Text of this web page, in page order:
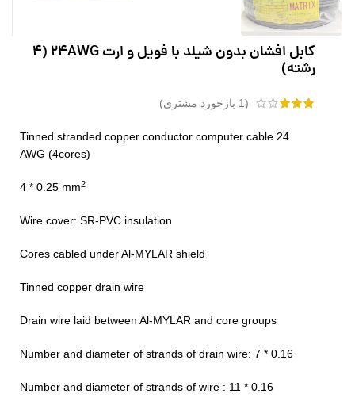
کابل افشان بدون شیلد با فویل و ارت 24AWG (4
رشته)
(
1 بازخورد مشتری)
Tinned stranded copper conductor computer cable 24
AWG (4cores)
4 * 0.25 mm2
Wire cover: SR-PVC insulation
Cores cabled under Al-MYLAR shield
Tinned copper drain wire
Drain wire laid between Al-MYLAR and core groups
Number and diameter of strands of drain wire: 7 * 0.16
Number and diameter of strands of wire : 11 * 0.16